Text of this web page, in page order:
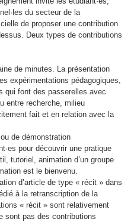
du secteur de la
de proposer une contribution
Deux types de contributions
de minutes. La présentation
expérimentations pédagogiques,
qui font des passerelles avec
entre recherche, milieu
fait et en relation avec la
de démonstration
pour découvrir une pratique
tutoriel, animation d’un groupe
est le bienvenu.
d’article de type « récit » dans
à la retranscription de la
« récit » sont relativement
sont pas des contributions